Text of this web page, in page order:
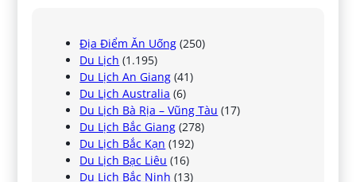
Địa Điểm Ăn Uống (250)
Du Lịch (1.195)
Du Lịch An Giang (41)
Du Lịch Australia (6)
Du Lịch Bà Rịa – Vũng Tàu (17)
Du Lịch Bắc Giang (278)
Du Lịch Bắc Kạn (192)
Du Lịch Bạc Liêu (16)
Du Lịch Bắc Ninh (13)